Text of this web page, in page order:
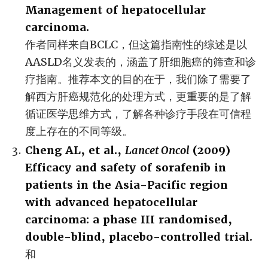
Management of hepatocellular
carcinoma.
作者同样来自BCLC，但这篇指南性的综述是以
AASLD名义发表的，涵盖了肝细胞癌的筛查和诊
疗指南。推荐本文的目的在于，我们除了需要了
解西方肝癌规范化的处理方式，更重要的是了解
循证医学思维方式，了解各种诊疗手段在可信程
度上存在的不同等级。
Cheng AL, et al., Lancet Oncol (2009)
Efficacy and safety of sorafenib in
patients in the Asia-Pacific region
with advanced hepatocellular
carcinoma: a phase III randomised,
double-blind, placebo-controlled trial.
和